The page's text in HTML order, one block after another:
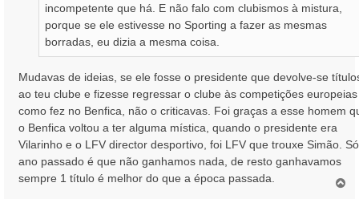
incompetente que há. E não falo com clubismos à mistura,
porque se ele estivesse no Sporting a fazer as mesmas
borradas, eu dizia a mesma coisa.
Mudavas de ideias, se ele fosse o presidente que devolve-se
ao teu clube e fizesse regressar o clube às competições europeias
como fez no Benfica, não o criticavas. Foi graças a esse homem
o Benfica voltou a ter alguma mística, quando o presidente era
Vilarinho e o LFV director desportivo, foi LFV que trouxe Simão.
ano passado é que não ganhamos nada, de resto ganhavamos
sempre 1 título é melhor do que a época passada.